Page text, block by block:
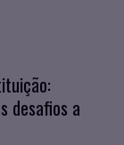
desafios a